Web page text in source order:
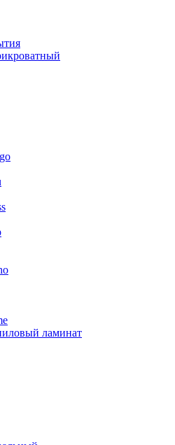
ламинат